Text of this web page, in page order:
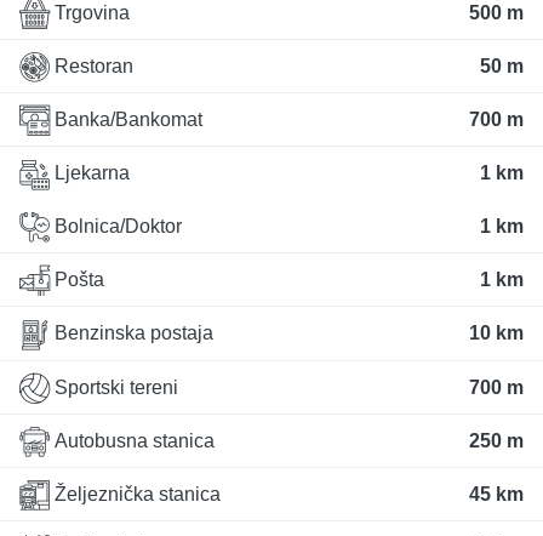
Trgovina 500 m
Restoran 50 m
Banka/Bankomat 700 m
Ljekarna 1 km
Bolnica/Doktor 1 km
Pošta 1 km
Benzinska postaja 10 km
Sportski tereni 700 m
Autobusna stanica 250 m
Željeznička stanica 45 km